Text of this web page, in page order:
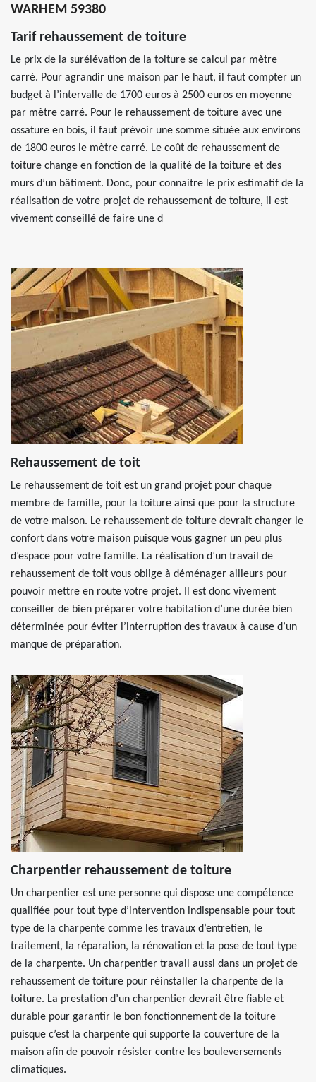
WARHEM 59380
Tarif rehaussement de toiture
Le prix de la surélévation de la toiture se calcul par mètre
carré. Pour agrandir une maison par le haut, il faut compter un
budget à l’intervalle de 1700 euros à 2500 euros en moyenne
par mètre carré. Pour le rehaussement de toiture avec une
ossature en bois, il faut prévoir une somme située aux environs
de 1800 euros le mètre carré. Le coût de rehaussement de
toiture change en fonction de la qualité de la toiture et des
murs d’un bâtiment. Donc, pour connaitre le prix estimatif de la
réalisation de votre projet de rehaussement de toiture, il est
vivement conseillé de faire une d
Rehaussement de toit
Le rehaussement de toit est un grand projet pour chaque
membre de famille, pour la toiture ainsi que pour la structure
de votre maison. Le rehaussement de toiture devrait changer le
confort dans votre maison puisque vous gagner un peu plus
d’espace pour votre famille. La réalisation d’un travail de
rehaussement de toit vous oblige à déménager ailleurs pour
pouvoir mettre en route votre projet. Il est donc vivement
conseiller de bien préparer votre habitation d’une durée bien
déterminée pour éviter l’interruption des travaux à cause d’un
manque de préparation.
Charpentier rehaussement de toiture
Un charpentier est une personne qui dispose une compétence
qualifiée pour tout type d’intervention indispensable pour tout
type de la charpente comme les travaux d’entretien, le
traitement, la réparation, la rénovation et la pose de tout type
de la charpente. Un charpentier travail aussi dans un projet de
rehaussement de toiture pour réinstaller la charpente de la
toiture. La prestation d’un charpentier devrait être fiable et
durable pour garantir le bon fonctionnement de la toiture
puisque c’est la charpente qui supporte la couverture de la
maison afin de pouvoir résister contre les bouleversements
climatiques.